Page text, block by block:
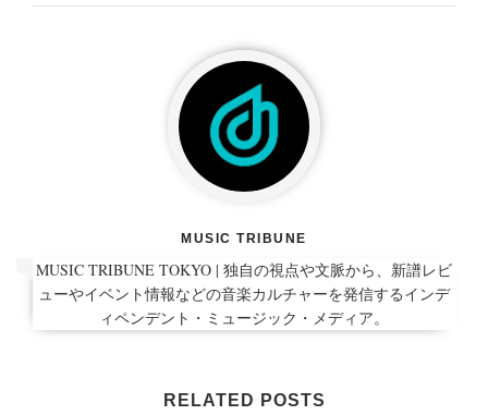
MUSIC TRIBUNE
MUSIC TRIBUNE TOKYO | 独自の視点や文脈から、新譜レビ
ューやイベント情報などの音楽カルチャーを発信するインデ
ィペンデント・ミュージック・メディア。
RELATED POSTS